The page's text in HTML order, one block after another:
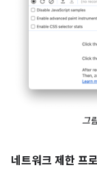
그
네트워크 제한 프